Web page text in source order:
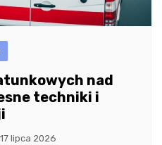
nad
techniki i
17 lipca 2026